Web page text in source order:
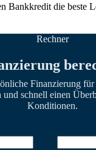
Bankkredit die beste
Rechner
Finanzierung
und schnell einen
Konditionen.